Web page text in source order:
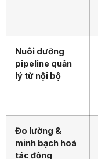
Nuôi dưỡng
pipeline quản
lý từ nội bộ
Đo lường &
minh bạch hoá
tác động